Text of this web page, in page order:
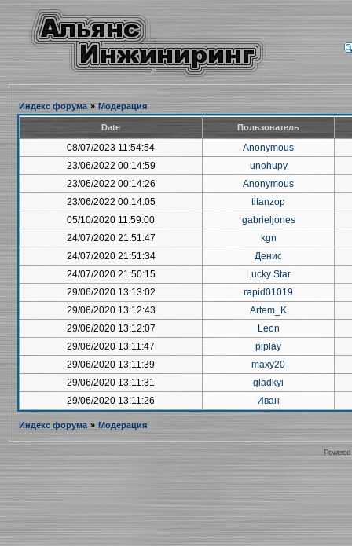
Индекс форума » Модерация
Date Пользователь
08/07/2023 11:54:54
Anonymous
23/06/2022 00:14:59
unohupy
23/06/2022 00:14:26
Anonymous
23/06/2022 00:14:05
titanzop
05/10/2020 11:59:00
gabrieljones
24/07/2020 21:51:47
kgn
24/07/2020 21:51:34
Денис
24/07/2020 21:50:15
Lucky Star
29/06/2020 13:13:02
rapid01019
29/06/2020 13:12:43
Artem_K
29/06/2020 13:12:07
Leon
29/06/2020 13:11:47
piplay
29/06/2020 13:11:39
maxy20
29/06/2020 13:11:31
gladkyi
29/06/2020 13:11:26
Иван
Индекс форума » Модерация